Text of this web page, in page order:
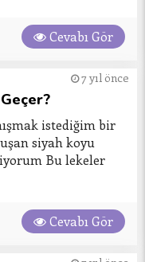
Cevabı Gör
7 yıl önce
istediğim bir
siyah koyu
Bu lekeler
Cevabı Gör